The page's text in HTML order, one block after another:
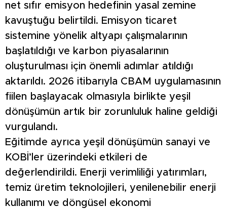
net sıfır emisyon hedefinin yasal zemine
kavuştuğu belirtildi. Emisyon ticaret
sistemine yönelik altyapı çalışmalarının
başlatıldığı ve karbon piyasalarının
oluşturulması için önemli adımlar atıldığı
aktarıldı. 2026 itibarıyla CBAM uygulamasının
fiilen başlayacak olmasıyla birlikte yeşil
dönüşümün artık bir zorunluluk haline geldiği
vurgulandı.
Eğitimde ayrıca yeşil dönüşümün sanayi ve
KOBİ’ler üzerindeki etkileri de
değerlendirildi. Enerji verimliliği yatırımları,
temiz üretim teknolojileri, yenilenebilir enerji
kullanımı ve döngüsel ekonomi